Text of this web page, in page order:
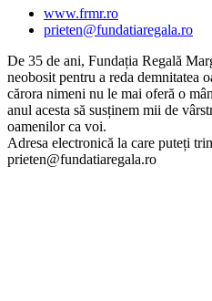
www.frmr.ro
prieten@fundatiaregala.ro
De 35 de ani, Fundația Regală
neobosit pentru a reda demnitatea
cărora nimeni nu le mai oferă o
anul acesta să susținem mii de
oamenilor ca voi.
Adresa electronică la care puteți
prieten@fundatiaregala.ro